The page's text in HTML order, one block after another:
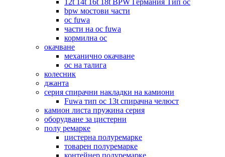
12t 14t 16t 18t BPW Германия Тип ос
bpw мостови части
ос fuwa
части на ос fuwa
кормилна ос
окачване
механично окачване
ос на талига
колесник
джанта
серия спирачни накладки на камиони
Fuwa тип ос 13t спирачна челюст
камион листа пружина серия
оборудване за цистерни
полу ремарке
цистерна полуремарке
товарен полуремарке
контейнер полуремарке